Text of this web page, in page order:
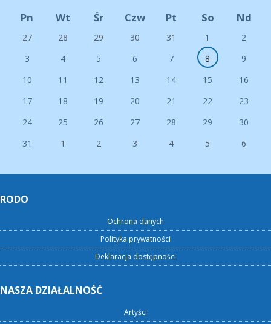
Pn Wt Śr Czw Pt So Nd
27 28 29 30 31 1
2
3
4 5 6 7 8
9
10
11 12 13 14 15
16
17
18 19 20 21 22
23
24
25 26 27 28 29
30
31
1 2 3 4 5 6
RODO
Ochrona danych
Polityka prywatności
Deklaracja dostępności
NASZA DZIAŁALNOŚĆ
Artyści